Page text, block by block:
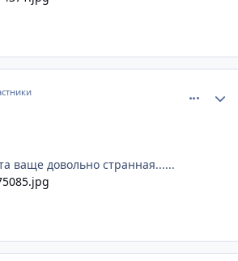
ваще довольно странная......